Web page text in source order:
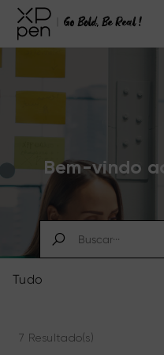
Bem-vindo
Tudo
7 Resultado(s)